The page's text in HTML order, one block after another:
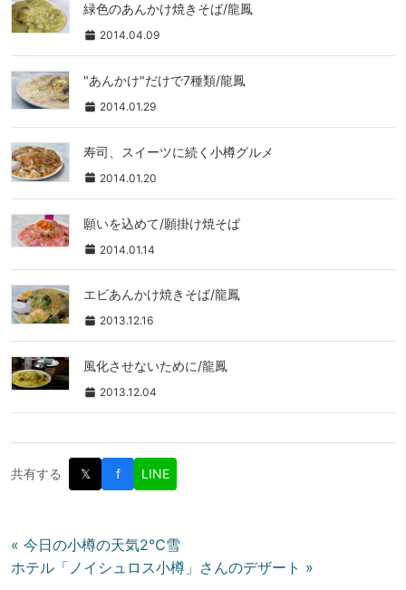
緑色のあんかけ焼きそば/龍鳳
2014.04.09
"あんかけ"だけで7種類/龍鳳
2014.01.29
寿司、スイーツに続く小樽グルメ
2014.01.20
願いを込めて/願掛け焼そば
2014.01.14
エビあんかけ焼きそば/龍鳳
2013.12.16
風化させないために/龍鳳
2013.12.04
共有する 𝕏 f LINE
投
稿
« 今日の小樽の天気2℃雪
ホテル「ノイシュロス小樽」さんのデザート »